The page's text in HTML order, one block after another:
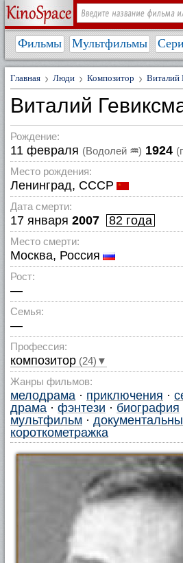
Фильмы Мультфильмы
Главная Люди Композитор Виталий
Виталий
Рождение:
11 февраля (Водолей ♒) 1924
Место рождения:
Ленинград, СССР
Дата смерти:
17 января 2007 82 года
Место смерти:
Москва, Россия
Рост:
—
Семья:
—
Профессия:
композитор (24)▼
Жанры фильмов:
мелодрама · приключения ·
драма · фэнтези · биография
мультфильм ·
короткометражка